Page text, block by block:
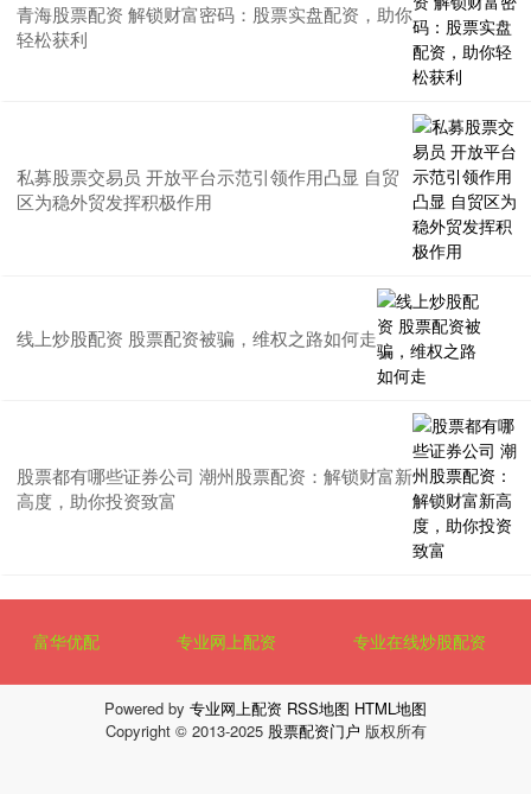
青海股票配资 解锁财富密码：股票实盘配资，助你
轻松获利
私募股票交易员 开放平台示范引领作用凸显 自贸
区为稳外贸发挥积极作用
线上炒股配资 股票配资被骗，维权之路如何走
股票都有哪些证券公司 潮州股票配资：解锁财富新
高度，助你投资致富
富华优配 专业网上配资 专业在线炒股配资
Powered by 专业网上配资 RSS地图 HTML地图
Copyright © 2013-2025 股票配资门户 版权所有